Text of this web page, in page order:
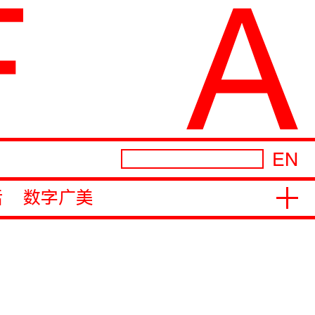
EN
数字广美